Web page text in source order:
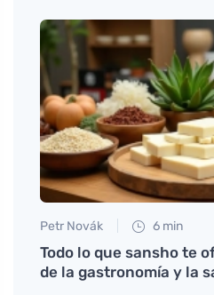
Petr Novák 6 min
Todo lo que sansho te
de la gastronomía y la